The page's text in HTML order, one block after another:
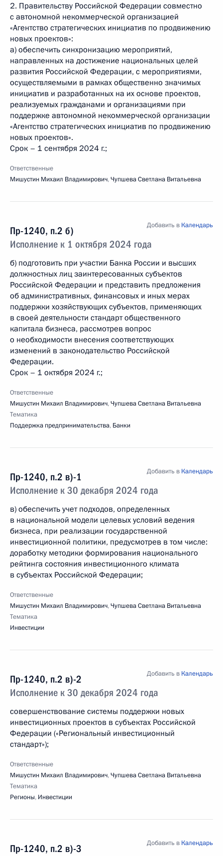
2. Правительству Российской Федерации совместно
с автономной некоммерческой организацией
«Агентство стратегических инициатив по продвижению
новых проектов»:
а) обеспечить синхронизацию мероприятий,
направленных на достижение национальных целей
развития Российской Федерации, с мероприятиями,
осуществляемыми в рамках общественно значимых
инициатив и разработанных на их основе проектов,
реализуемых гражданами и организациями при
поддержке автономной некоммерческой организации
«Агентство стратегических инициатив по продвижению
новых проектов».
Срок – 1 сентября 2024 г.;
Ответственные
Мишустин Михаил Владимирович,Чупшева Светлана Витальевна
Пр-1240, п.2 б)
Исполнение к 1 октября 2024 года
Добавить в Календарь
б) подготовить при участии Банка России и высших
должностных лиц заинтересованных субъектов
Российской Федерации и представить предложения
об административных, финансовых и иных мерах
поддержки хозяйствующих субъектов, применяющих
в своей деятельности стандарт общественного
капитала бизнеса, рассмотрев вопрос
о необходимости внесения соответствующих
изменений в законодательство Российской
Федерации.
Срок – 1 октября 2024 г.;
Ответственные
Мишустин Михаил Владимирович,Чупшева Светлана Витальевна
Тематика
Поддержка предпринимательства, Банки
Пр-1240, п.2 в)-1
Исполнение к 30 декабря 2024 года
Добавить в Календарь
в) обеспечить учет подходов, определенных
в национальной модели целевых условий ведения
бизнеса, при реализации государственной
инвестиционной политики, предусмотрев в том числе:
доработку методики формирования национального
рейтинга состояния инвестиционного климата
в субъектах Российской Федерации;
Ответственные
Мишустин Михаил Владимирович,Чупшева Светлана Витальевна
Тематика
Инвестиции
Пр-1240, п.2 в)-2
Исполнение к 30 декабря 2024 года
Добавить в Календарь
совершенствование системы поддержки новых
инвестиционных проектов в субъектах Российской
Федерации («Региональный инвестиционный
стандарт»);
Ответственные
Мишустин Михаил Владимирович,Чупшева Светлана Витальевна
Тематика
Регионы, Инвестиции
Пр-1240, п.2 в)-3 Добавить в Календарь